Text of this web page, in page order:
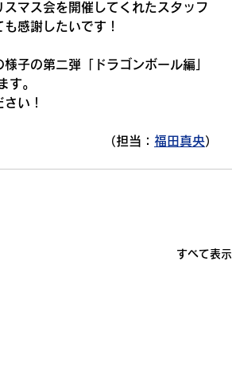
スマス会を開催してくれたスタッフ
感謝したいです！
子の第二弾「ドラゴンボール編」
す。
い！
（担当： 福田真央）
すべて表示